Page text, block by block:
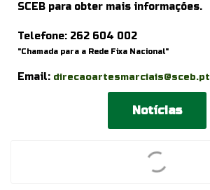
SCEB para obter mais informações.
Telefone: 262 604 002
"Chamada para a Rede Fixa Nacional"
Email: direcaoartesmarciais@sceb.pt
Notícias